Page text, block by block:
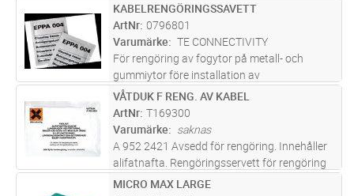
ST Lägg i kundvagn
KABELRENGÖRINGSSAVETT
ArtNr 0796801
Varumärke
TE CONNECTIVITY
För rengöring av fogytor på metall- och
gummiytor före installation av
krympprodukter. Förpackade I foliepåsar
50x35mm. Beställs per st, obruten
förpackning innehåller 50st.
ST Lägg i kundvagn
VÅTDUK F RENG. AV KABEL
ArtNr T169300
Varumärke
saknas
A 952 2421 Avsedd för rengöring. Innehåller
alifatnafta. Rengöringsservett för rengöring
av både koppar och fiberkabel.
FP Lägg i kundvagn
MICRO MAX LARGE